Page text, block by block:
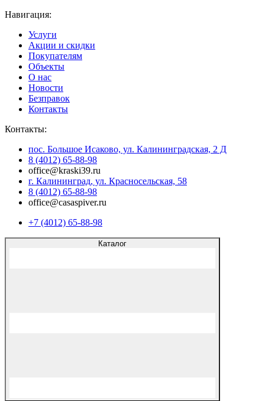
Навигация:
Услуги
Акции и скидки
Покупателям
Объекты
О нас
Новости
Безправок
Контакты
Контакты:
пос. Большое Исаково, ул. Калининградская, 2 Д
8 (4012) 65-88-98
office@kraski39.ru
г. Калининград, ул. Красносельская, 58
8 (4012) 65-88-98
office@casaspiver.ru
+7 (4012) 65-88-98
Каталог